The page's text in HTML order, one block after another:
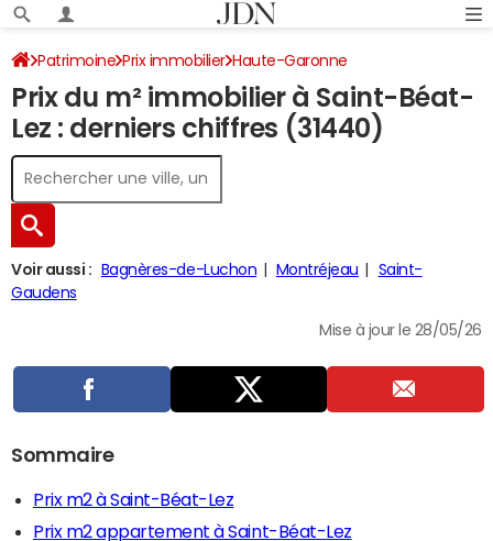
Patrimoine Prix immobilier Haute-Garonne
Saint-Béat-Lez
Prix du m² immobilier à Saint-Béat-
Lez : derniers chiffres (31440)
Voir aussi : Bagnères-de-Luchon Montréjeau
Saint-
Gaudens
Mise à jour le 28/05/26
Sommaire
Prix m2 à Saint-Béat-Lez
Prix m2 appartement à Saint-Béat-Lez